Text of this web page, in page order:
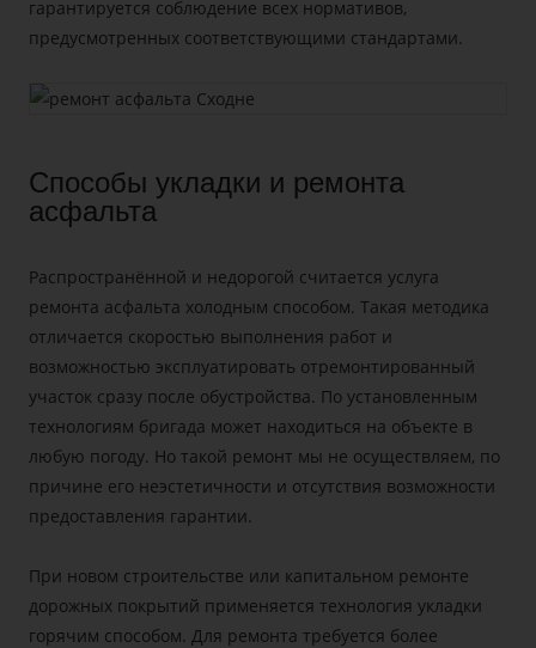
гарантируется соблюдение всех нормативов,
предусмотренных соответствующими стандартами.
Способы укладки и ремонта
асфальта
Распространённой и недорогой считается услуга
ремонта асфальта холодным способом. Такая методика
отличается скоростью выполнения работ и
возможностью эксплуатировать отремонтированный
участок сразу после обустройства. По установленным
технологиям бригада может находиться на объекте в
любую погоду. Но такой ремонт мы не осуществляем, по
причине его неэстетичности и отсутствия возможности
предоставления гарантии.
При новом строительстве или капитальном ремонте
дорожных покрытий применяется технология укладки
горячим способом. Для ремонта требуется более